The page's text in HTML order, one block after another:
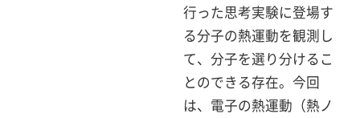
行った思考実験に登場す
る分子の熱運動を観測し
て、分子を選り分けるこ
とのできる存在。今回
は、電子の熱運動（熱ノ